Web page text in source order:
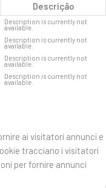
Descrição
Description is currently not
available.
Description is currently not
available.
Description is currently not
available.
Description is currently not
available.
ai visitatori annunci e
tracciano i visitatori
per fornire annunci